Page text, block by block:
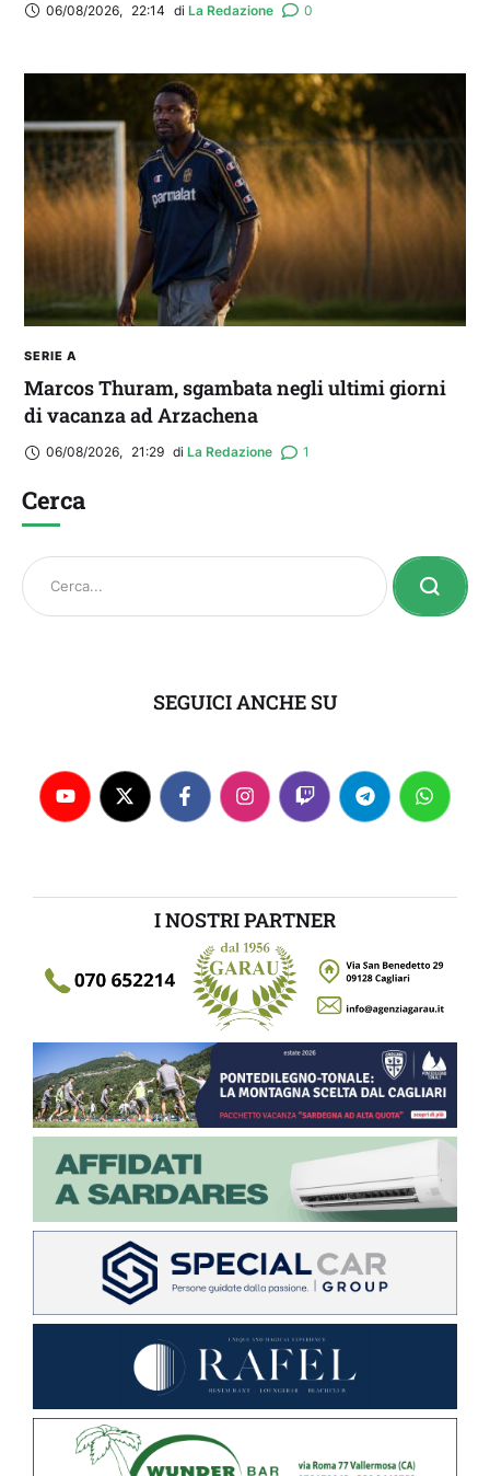
06/08/2026, 22:14 di La Redazione 0
SERIE A
Marcos Thuram, sgambata negli ultimi giorni
di vacanza ad Arzachena
06/08/2026, 21:29 di La Redazione 1
Cerca
SEGUICI ANCHE SU
I NOSTRI PARTNER